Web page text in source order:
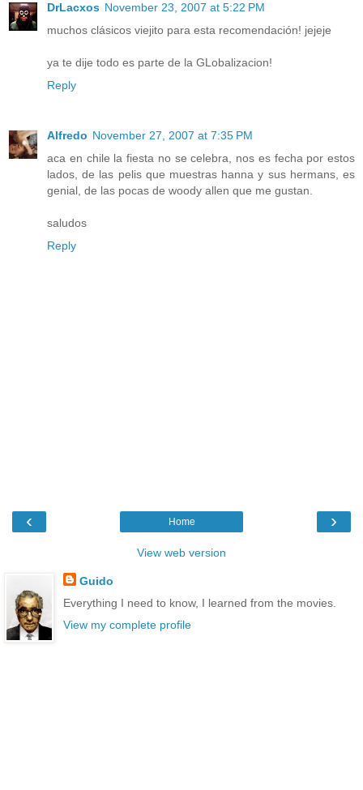
DrLacxos November 23, 2007 at 5:22 PM
muchos clásicos viejito para esta recomendación! jejeje
ya te dije todo es parte de la GLobalizacion!
Reply
Alfredo November 27, 2007 at 7:35 PM
aca en chile la fiesta no se celebra, nos es fecha por estos
lados, de las pelis que muestras hanna y sus hermans, es
genial, de las pocas de woody allen que me gustan.
saludos
Reply
‹ ›
Home
View web version
Guido
Everything I need to know, I learned from the movies.
View my complete profile